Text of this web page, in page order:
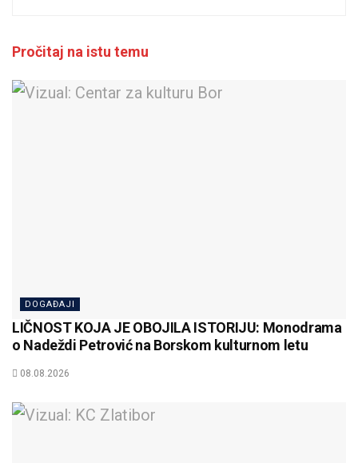
Pročitaj na istu temu
DOGAĐAJI
LIČNOST KOJA JE OBOJILA ISTORIJU: Monodrama
o Nadeždi Petrović na Borskom kulturnom letu
08.08.2026